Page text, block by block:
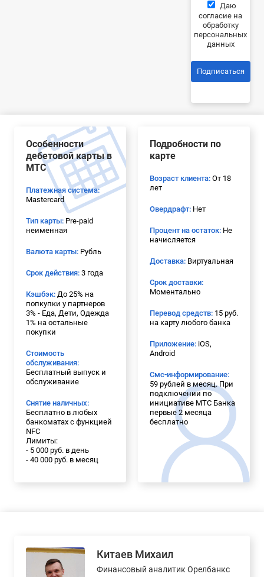
Даю
согласие на
обработку
персональных
данных
Подписаться
Особенности
дебетовой карты в
МТС
Платежная система:
Mastercard
Тип карты: Pre-paid
неименная
Валюта карты: Рубль
Срок действия: 3 года
Кэшбэк: До 25% на
попкупки у партнеров
3% - Еда, Дети, Одежда
1% на остальные
покупки
Стоимость
обслуживания:
Бесплатный выпуск и
обслуживание
Снятие наличных:
Бесплатно в любых
банкоматах с функцией
NFC
Лимиты:
- 5 000 руб. в день
- 40 000 руб. в месяц
Подробности по
карте
Возраст клиента: От 18
лет
Овердрафт: Нет
Процент на остаток: Не
начисляется
Доставка: Виртуальная
Срок доставки:
Моментально
Перевод средств: 15 руб.
на карту любого банка
Приложение: iOS,
Android
Смс-информирование:
59 рублей в месяц. При
подключении по
инициативе МТС Банка
первые 2 месяца
бесплатно
Китаев Михаил
Финансовый аналитик Орелбанкс